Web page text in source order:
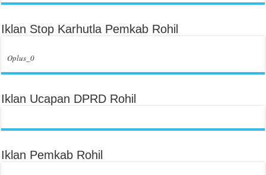
Iklan Stop Karhutla Pemkab Rohil
Oplus_0
Iklan Ucapan DPRD Rohil
Iklan Pemkab Rohil